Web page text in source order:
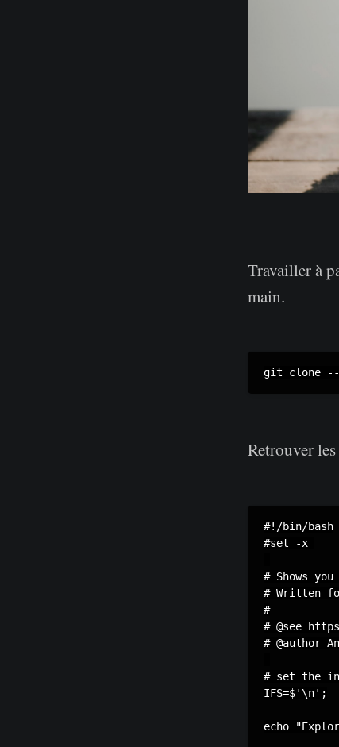
Travailler à
main.
Retrouver
#!/bin/bash
#set -x
# Shows
# Written
#
# @see
# @author
# set the
IFS=$'\n';
echo